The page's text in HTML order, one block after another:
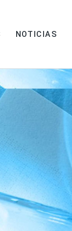
NOTICIAS